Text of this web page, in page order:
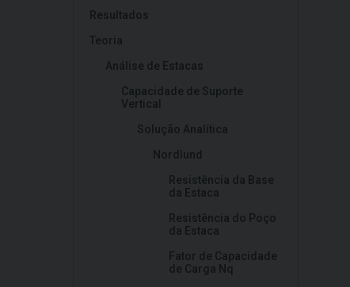
Resultados
Teoria
Análise de Estacas
Capacidade de Suporte
Vertical
Solução Analítica
Nordlund
Resistência da Base
da Estaca
Resistência do Poço
da Estaca
Fator de Capacidade
de Carga Nq